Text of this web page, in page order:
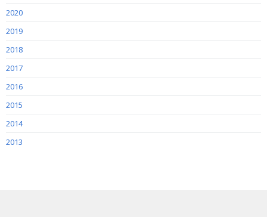
2020
2019
2018
2017
2016
2015
2014
2013